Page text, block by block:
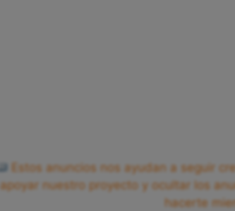
Estos anuncios nos ayudan a seguir
apoyar nuestro proyecto y ocultar los
hacerte